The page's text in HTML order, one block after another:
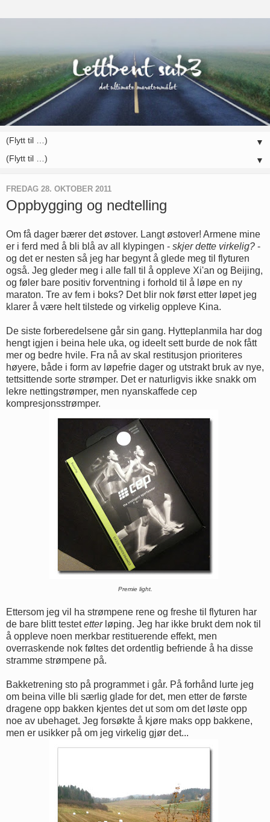
▼
▼
FREDAG 28. OKTOBER 2011
Oppbygging og nedtelling
Om få dager bærer det østover. Langt østover! Armene mine
er i ferd med å bli blå av all klypingen - skjer dette virkelig? -
og det er nesten så jeg har begynt å glede meg til flyturen
også. Jeg gleder meg i alle fall til å oppleve Xi'an og Beijing,
og føler bare positiv forventning i forhold til å løpe en ny
maraton. Tre av fem i boks? Det blir nok først etter løpet jeg
klarer å være helt tilstede og virkelig oppleve Kina.
De siste forberedelsene går sin gang. Hytteplanmila har dog
hengt igjen i beina hele uka, og ideelt sett burde de nok fått
mer og bedre hvile. Fra nå av skal restitusjon prioriteres
høyere, både i form av løpefrie dager og utstrakt bruk av nye,
tettsittende sorte strømper. Det er naturligvis ikke snakk om
lekre nettingstrømper, men nyanskaffede cep
kompresjonsstrømper.
Premie light.
Ettersom jeg vil ha strømpene rene og freshe til flyturen har
de bare blitt testetetterløping. Jeg har ikke brukt dem nok til
å oppleve noen merkbar restituerende effekt, men
overraskende nok føltes det ordentlig befriende å ha disse
stramme strømpene på.
Bakketrening sto på programmet i går. På forhånd lurte jeg
om beina ville bli særlig glade for det, men etter de første
dragene opp bakken kjentes det ut som om det løste opp
noe av ubehaget. Jeg forsøkte å kjøre maks opp bakkene,
men er usikker på om jeg virkelig gjør det...